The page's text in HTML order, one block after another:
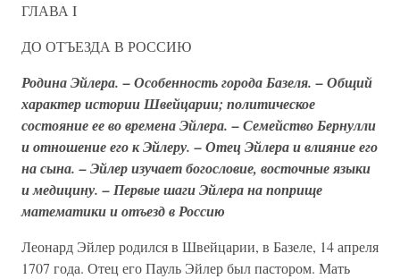
ГЛАВА I
ДО ОТЪЕЗДА В РОССИЮ
Родина Эйлера. – Особенность города Базеля. – Общий
характер истории Швейцарии; политическое
состояние ее во времена Эйлера. – Семейство Бернулли
и отношение его к Эйлеру. – Отец Эйлера и влияние его
на сына. – Эйлер изучает богословие, восточные языки
и медицину. – Первые шаги Эйлера на поприще
математики и отъезд в Россию
Леонард Эйлер родился в Швейцарии, в Базеле, 14 апреля
1707 года. Отец его Пауль Эйлер был пастором. Мать